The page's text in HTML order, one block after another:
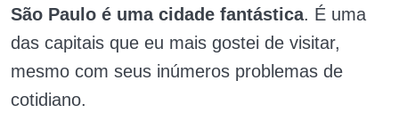
São Paulo é uma cidade fantástica. É uma
das capitais que eu mais gostei de visitar,
mesmo com seus inúmeros problemas de
cotidiano.